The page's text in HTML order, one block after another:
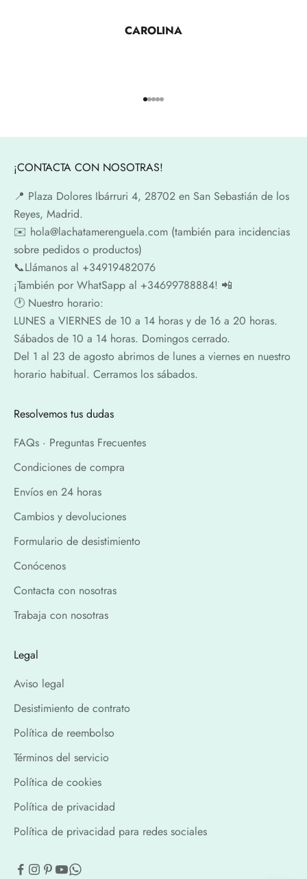
CAROLINA
Ir al artículo 1
Ir al artículo 2
Ir al artículo 3
Ir al artículo 4
Ir al artículo 5
¡CONTACTA CON NOSOTRAS!
📍​ Plaza Dolores Ibárruri 4, 28702 en San Sebastián de los
Reyes, Madrid.
✉️​ hola@lachatamerenguela.com (también para incidencias
sobre pedidos o productos)
📞​​Llámanos al +34919482076
¡También por WhatSapp al +34699788884! 📲
🕐​ Nuestro horario:
LUNES a VIERNES de 10 a 14 horas y de 16 a 20 horas.
Sábados de 10 a 14 horas. Domingos cerrado.
Del 1 al 23 de agosto abrimos de lunes a viernes en nuestro
horario habitual. Cerramos los sábados.
Resolvemos tus dudas
FAQs · Preguntas Frecuentes
Condiciones de compra
Envíos en 24 horas
Cambios y devoluciones
Formulario de desistimiento
Conócenos
Contacta con nosotras
Trabaja con nosotras
Legal
Aviso legal
Desistimiento de contrato
Política de reembolso
Términos del servicio
Política de cookies
Política de privacidad
Política de privacidad para redes sociales